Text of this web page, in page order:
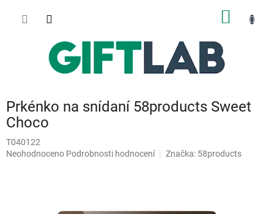
Prkénko na snídaní 58products Sweet
Choco
T040122
Průměrné
Neohodnoceno Podrobnosti hodnocení Značka: 58products